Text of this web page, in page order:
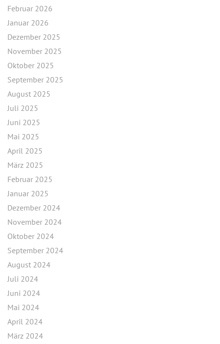
Februar 2026
Januar 2026
Dezember 2025
November 2025
Oktober 2025
September 2025
August 2025
Juli 2025
Juni 2025
Mai 2025
April 2025
März 2025
Februar 2025
Januar 2025
Dezember 2024
November 2024
Oktober 2024
September 2024
August 2024
Juli 2024
Juni 2024
Mai 2024
April 2024
März 2024